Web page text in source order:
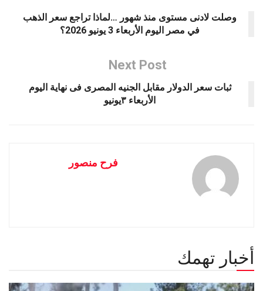
وصلت لادنى مستوى منذ شهور …لماذا تراجع سعر الذهب
في مصر اليوم الأربعاء 3 يونيو 2026؟
Next Post
ثبات سعر الدولار مقابل الجنيه المصرى فى نهاية اليوم
الأربعاء ٣يونيو
فرح منصور
أخبار تهمك